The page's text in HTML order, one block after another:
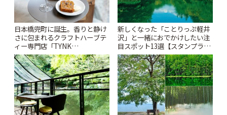
日本橋兜町に誕生。香りと静け
さに包まれるクラフトハーブテ
ィー専門店「TYNK
Kabutocho」 | ことりっぷ
新しくなった「ことりっぷ軽井
沢」と一緒におでかけしたい注
目スポット13選【スタンプラリ
ー開催中】 | ことりっぷ